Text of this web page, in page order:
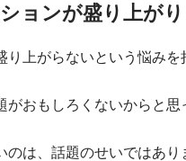
ョンが盛り上が
り上がらないという悩みを
がおもしろくないからと思
は、話題のせいではあり